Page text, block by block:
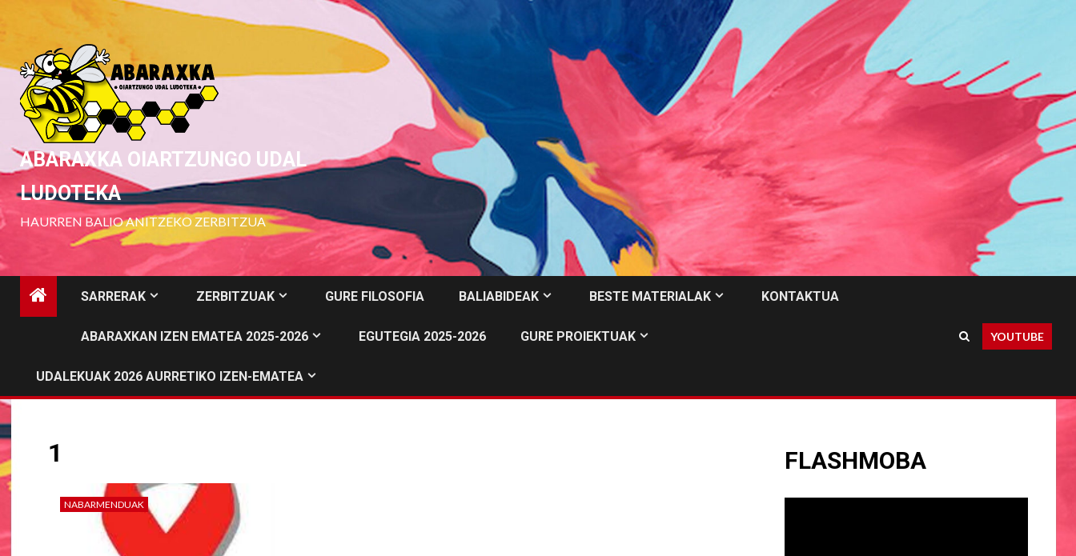
to
content
ABARAXKA OIARTZUNGO UDAL
LUDOTEKA
HAURREN BALIO ANITZEKO ZERBITZUA
SARRERAK ZERBITZUAK GURE FILOSOFIA BALIABIDEAK BESTE MATERIALAK KONTAKTUA
ABARAXKAN IZEN EMATEA 2025-2026 EGUTEGIA 2025-2026 GURE PROIEKTUAK
UDALEKUAK 2026 AURRETIKO IZEN-EMATEA
YOUTUBE
1
NABARMENDUAK
FLASHMOBA